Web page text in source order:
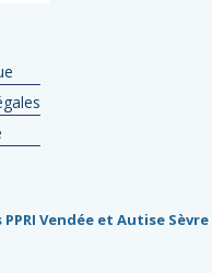
Vendée et Autise